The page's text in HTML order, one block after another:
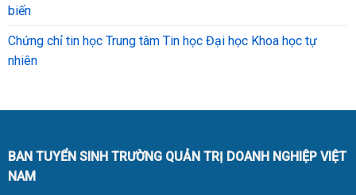
biến
Chứng chỉ tin học Trung tâm Tin học Đại học Khoa học tự
nhiên
BAN TUYỂN SINH TRƯỜNG QUẢN TRỊ DOANH NGHIỆP VIỆT
NAM